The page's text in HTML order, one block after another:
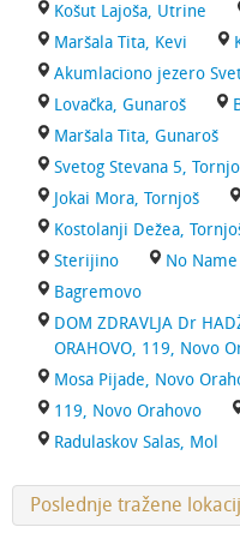
Košut Lajoša, Utrine
Maršala Tita, Kevi
Akumlaciono jezero
Lovačka, Gunaroš
Maršala Tita, Gunaroš
Svetog Stevana 5,
Jokai Mora, Tornjoš
Kostolanji Dežea,
Sterijino
No
Bagremovo
DOM ZDRAVLJA Dr
ORAHOVO, 119, Novo
Mosa Pijade, Novo
119, Novo Orahovo
Radulaskov Salas, Mol
Poslednje tražene